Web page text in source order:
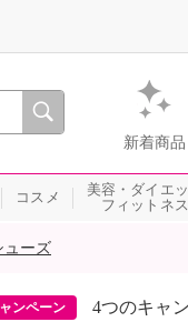
テレビショッピングのショップチャ
新着商品
コスメ
美容・ダイエ
フィットネス
ューズ
ンペーン 4つのキャ